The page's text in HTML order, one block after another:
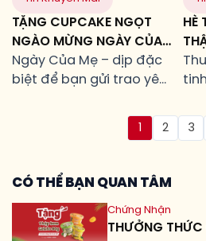
cùng nhau sẻ chia những
khoảnh khắc hạnh phúc.
Và còn gì tuyệt […]
TẶNG CUPCAKE NGỌT
NGÀO MỪNG NGÀY CỦA
MẸ
Ngày Của Mẹ – dịp đặc
biệt để bạn gửi trao yêu
xin gửi đến bạn ưu đãi
ngọt ngào để cùng tôn
tuyệt vời. Ưu Đãi Dành
Riêng Cho Ngày Của Mẹ
Thời gian áp dụng: Đặt
bánh (online hoặc trực
HÈ
1 2 3
CÓ THỂ BẠN QUAN TÂM
Chứng Nhận
THƯỞNG THỨC